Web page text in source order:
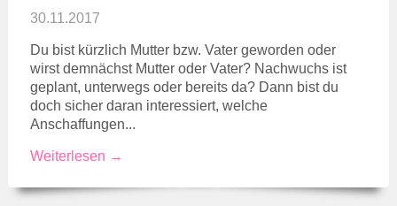
30.11.2017
Du bist kürzlich Mutter bzw. Vater geworden oder
wirst demnächst Mutter oder Vater? Nachwuchs ist
geplant, unterwegs oder bereits da? Dann bist du
doch sicher daran interessiert, welche
Anschaffungen...
Weiterlesen →